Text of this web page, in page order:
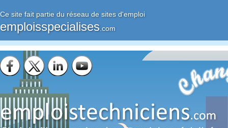
Ce site fait partie du réseau de sites d'emploi
emploisspecialises .com